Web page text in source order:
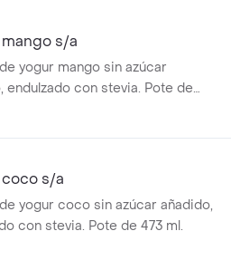
s/a
yogur mango sin azúcar
endulzado con stevia. Pote de
s/a
yogur coco sin azúcar añadido,
con stevia. Pote de 473 ml.